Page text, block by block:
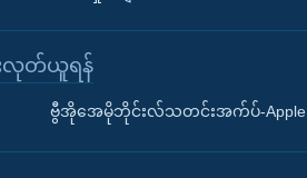
းလုတ်ယူရန်
ဗွီအိုအေမိုဘိုင်းလ်သတင်းအက်ပ်-Apple